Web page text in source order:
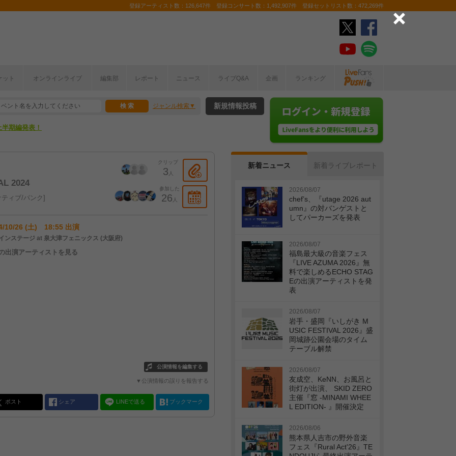
登録アーティスト数：126,647件 登録コンサート数：1,492,907件 登録セットリスト数：472,269件
ット オンラインライブ 編集部 レポート ニュース ライブQ&A 企画 ランキング
ジャンル検索
こから！
期編発表！
新規情報投稿
2024
クリップ
3 人
参加した
26 人
ィブ/パンク
10/26 (土) 18:55 出演
ンステージ at 泉大津フェニックス (大阪府)
出演アーティストを見る
公演情報を編集する
▼公演情報の誤りを報告する
ポスト シェア LINEで送る ブックマーク
新着ニュース 新着ライブレポート
2026/08/07
chef’s、『utage 2026 aut
umn』の対バンゲストと
してパーカーズを発表
2026/08/07
福島最大級の音楽フェス
『LIVE AZUMA 2026』無
料で楽しめるECHO STAG
Eの出演アーティストを発
表
2026/08/07
岩手・盛岡『いしがき M
USIC FESTIVAL 2026』盛
岡城跡公園会場のタイム
テーブル解禁
2026/08/07
友成空、KeNN、お風呂と
街灯が出演、 SKID ZERO
主催『窓 -MINAMI WHEE
L EDITION- 』開催決定
2026/08/06
熊本県人吉市の野外音楽
フェス『Rural Act'26』TE